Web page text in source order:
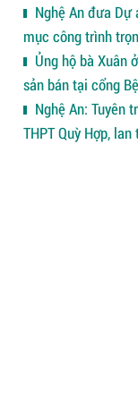
Nghệ An đưa Dự
mục công trình
Ủng hộ bà Xuân
sản bán tại cổng
Nghệ An: Tuyên
THPT Quỳ Hợp,